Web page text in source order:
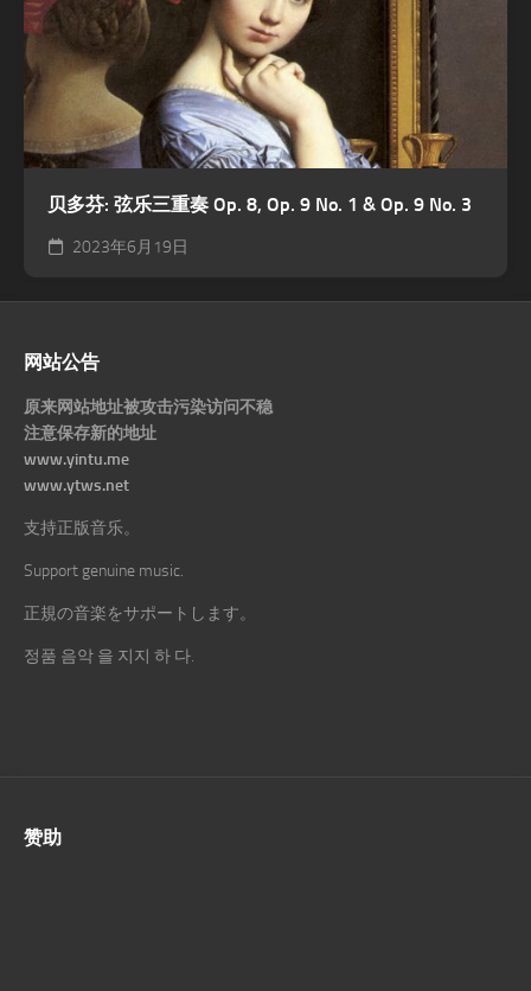
贝多芬: 弦乐三重奏 Op. 8, Op. 9 No. 1 & Op. 9 No. 3
2023年6月19日
网站公告
原来网站地址被攻击污染访问不稳
注意保存新的地址
www.yintu.me
www.ytws.net
支持正版音乐。
Support genuine music.
正規の音楽をサポートします。
정품 음악 을 지지 하 다.
赞助